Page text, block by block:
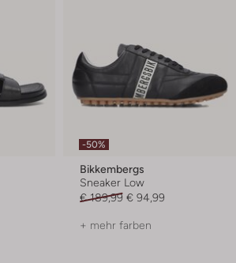
-50%
Bikkembergs
Sneaker Low
€ 189,99 € 94,99
+ mehr farben